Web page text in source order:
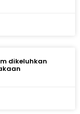
dikeluhkan